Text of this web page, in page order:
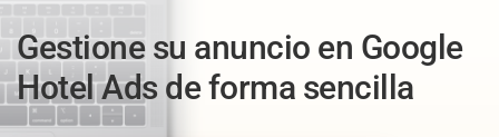
Gestione su anuncio en Google
Hotel Ads de forma sencilla